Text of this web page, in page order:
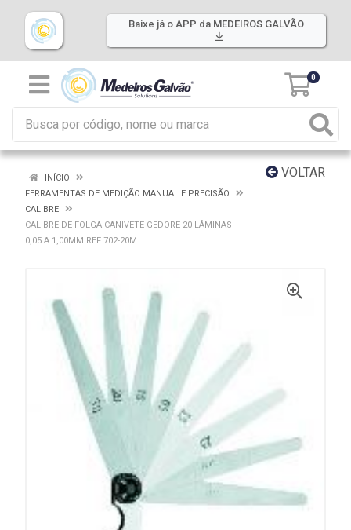
Baixe já o APP da MEDEIROS GALVÃO
0
VOLTAR
INÍCIO
FERRAMENTAS DE MEDIÇÃO MANUAL E PRECISÃO
CALIBRE
CALIBRE DE FOLGA CANIVETE GEDORE 20 LÂMINAS
0,05 A 1,00MM REF 702-20M